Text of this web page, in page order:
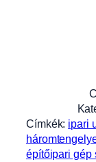
Címkék: ipari
építőipari gép